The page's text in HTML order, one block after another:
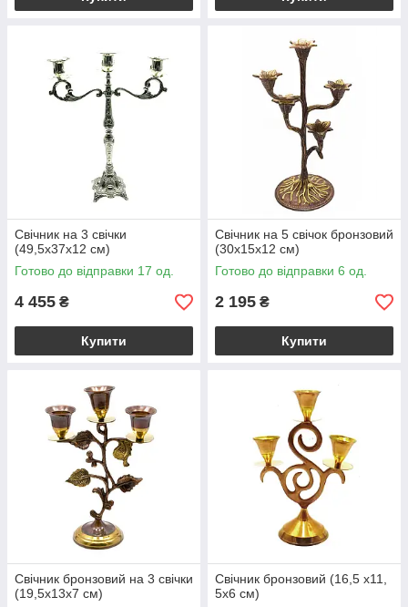
Свічник на 3 свічки
(49,5х37х12 см)
Готово до відправки 17 од.
4 455 ₴
Купити
Свічник на 5 свічок бронзовий
(30х15х12 см)
Готово до відправки 6 од.
2 195 ₴
Купити
Свічник бронзовий на 3 свічки
(19,5х13х7 см)
Свічник бронзовий (16,5 х11,
5х6 см)